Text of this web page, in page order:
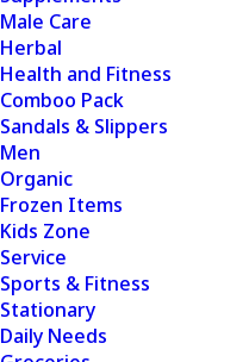
Male Care
Herbal
Health and Fitness
Comboo Pack
Sandals & Slippers
Men
Organic
Frozen Items
Kids Zone
Service
Sports & Fitness
Stationary
Daily Needs